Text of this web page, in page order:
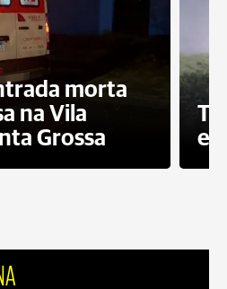
morta
na Vila
Grossa
e